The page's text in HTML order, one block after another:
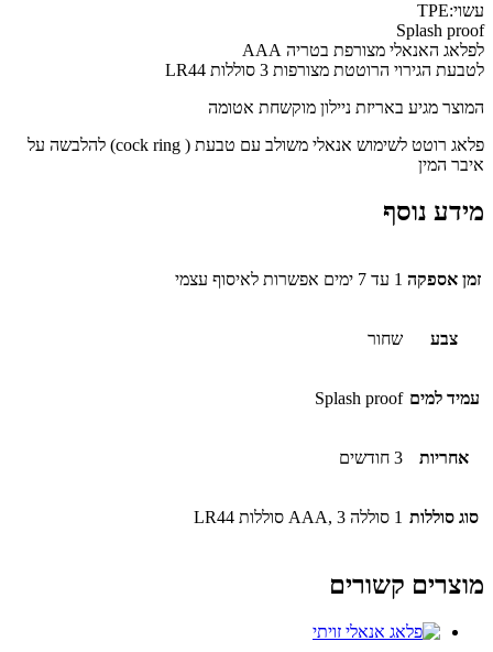
עשוי:TPE
Splash proof
לפלאג האנאלי מצורפת בטריה AAA
לטבעת הגירוי הרוטטת מצורפות 3 סוללות LR44
המוצר מגיע באריזת ניילון מוקשחת אטומה
פלאג רוטט לשימוש אנאלי משולב עם טבעת ( cock ring) להלבשה על
איבר המין
מידע נוסף
זמן אספקה 1 עד 7 ימים אפשרות לאיסוף עצמי
צבע שחור
עמיד למים Splash proof
אחריות 3 חודשים
סוג סוללות 1 סוללה AAA, 3 סוללות LR44
מוצרים קשורים